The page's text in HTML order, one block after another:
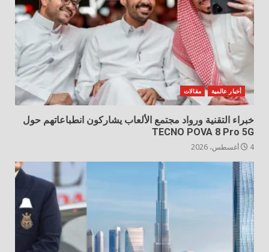
أخبار عالمية مقالات
خبراء التقنية ورواد مجتمع الألعاب يشاركون انطباعاتهم حول
TECNO POVA 8 Pro 5G
4 أغسطس، 2026